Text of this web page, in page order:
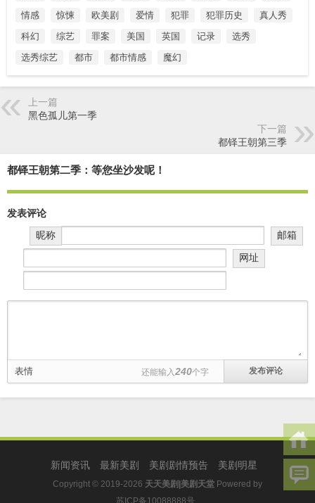
情感
惊悚 欧美剧 爱情 犯罪 犯罪历史
真人秀
科幻
综艺 罪案 美国 英国 记录
选秀
选秀综艺
都市 都市情感 魔幻
上一篇
黑色孤儿第一季
下一篇
都铎王朝第三季
都铎王朝第二季：等您坐沙发呢！
发表评论
昵称
邮箱
网址
表情 还能输入240个字
新闻资讯 最新美剧 美剧剧情预告 美剧明星
Copyright © 2019-2026 天天美剧|美剧天堂 Powered by